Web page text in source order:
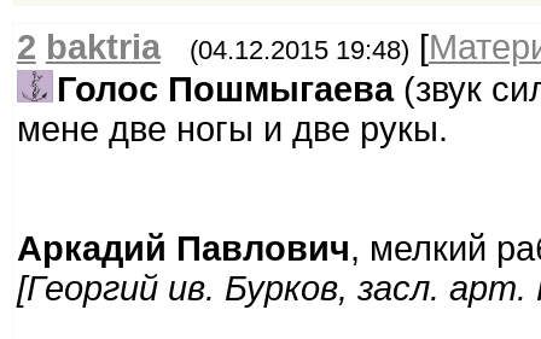
2 baktria (04.12.2015 19:48) [
Голос Пошмыгаева(звук
мене две ногы и две рукы.
Аркадий Павлович, мелкий
[Георгий ив. Бурков, засл.